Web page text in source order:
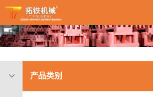
产品类别